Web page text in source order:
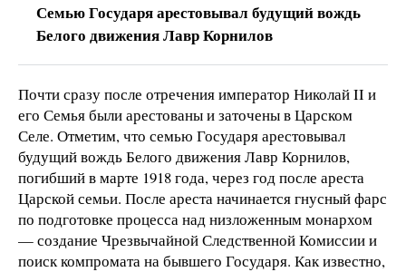
Семью Государя арестовывал будущий вождь
Белого движения Лавр Корнилов
Почти сразу после отречения император Николай ΙΙ и
его Семья были арестованы и заточены в Царском
Селе. Отметим, что семью Государя арестовывал
будущий вождь Белого движения Лавр Корнилов,
погибший в марте 1918 года, через год после ареста
Царской семьи. После ареста начинается гнусный фарс
по подготовке процесса над низложенным монархом
— создание Чрезвычайной Следственной Комиссии и
поиск компромата на бывшего Государя. Как известно,